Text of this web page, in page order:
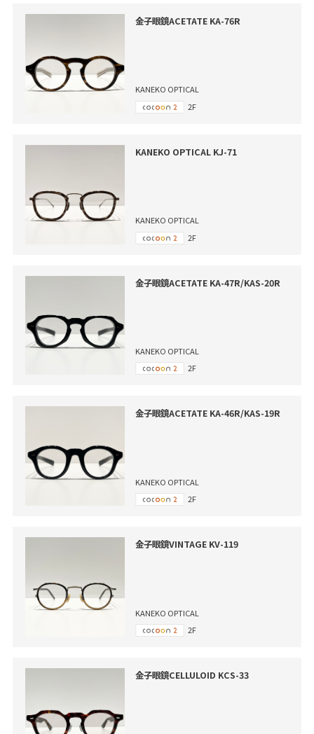
金子眼鏡ACETATE KA-76R
KANEKO OPTICAL
2F
KANEKO OPTICAL KJ-71
KANEKO OPTICAL
2F
金子眼鏡ACETATE KA-47R/KAS-20R
KANEKO OPTICAL
2F
金子眼鏡ACETATE KA-46R/KAS-19R
KANEKO OPTICAL
2F
金子眼鏡VINTAGE KV-119
KANEKO OPTICAL
2F
金子眼鏡CELLULOID KCS-33